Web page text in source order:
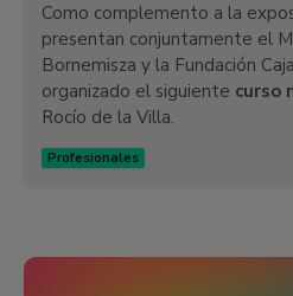
Como complemento a la
presentan conjuntamente el
Bornemisza y la Fundación
organizado el siguiente curso
Rocío de la Villa.
Profesionales